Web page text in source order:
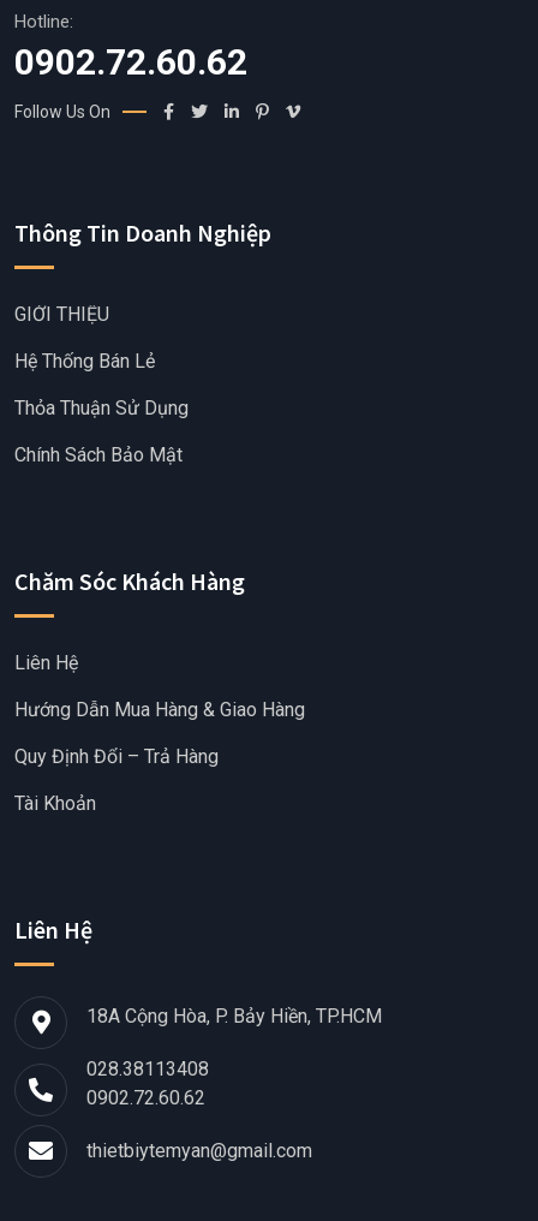
Hotline:
0902.72.60.62
Follow Us On
Thông Tin Doanh Nghiệp
GIỚI THIỆU
Hệ Thống Bán Lẻ
Thỏa Thuận Sử Dụng
Chính Sách Bảo Mật
Chăm Sóc Khách Hàng
Liên Hệ
Hướng Dẫn Mua Hàng & Giao Hàng
Quy Định Đổi – Trả Hàng
Tài Khoản
Liên Hệ
18A Cộng Hòa, P. Bảy Hiền, TP.HCM
028.38113408
0902.72.60.62
thietbiytemyan@gmail.com